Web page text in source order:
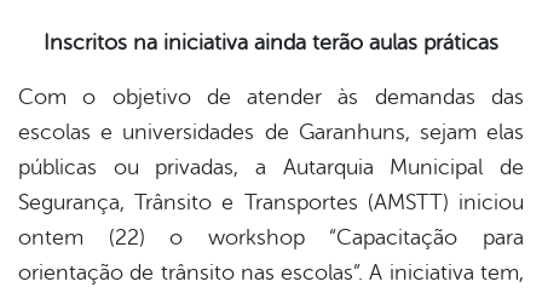
Inscritos na iniciativa ainda terão aulas práticas
Com o objetivo de atender às demandas das
escolas e universidades de Garanhuns, sejam elas
públicas ou privadas, a Autarquia Municipal de
Segurança, Trânsito e Transportes (AMSTT) iniciou
ontem (22) o workshop “Capacitação para
orientação de trânsito nas escolas”. A iniciativa tem,